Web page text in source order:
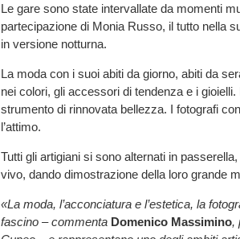
Le gare sono state intervallate da momenti
partecipazione di Monia Russo, il tutto nella
in versione notturna.
La moda con i suoi abiti da giorno, abiti da
nei colori, gli accessori di tendenza e i
strumento di rinnovata bellezza. I fotografi
l’attimo.
Tutti gli artigiani si sono alternati in
vivo, dando dimostrazione della loro grande
«La moda, l’acconciatura e l’estetica, la
fascino – commenta Domenico Massimino,